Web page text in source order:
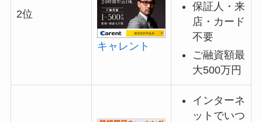
2位
キャレント
保証人・来
店・カード
不要
ご融資額最
大500万円
インターネ
ットでいつ